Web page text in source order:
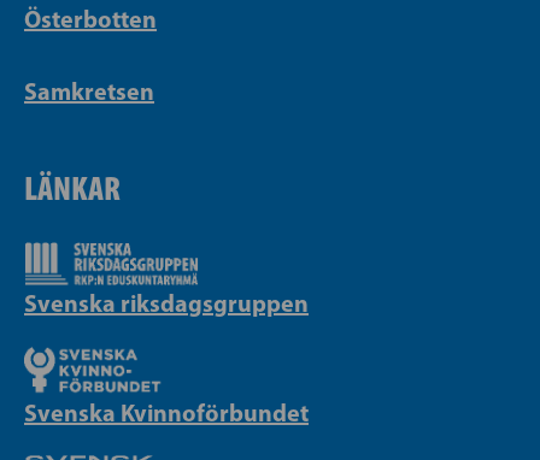
Österbotten
Samkretsen
LÄNKAR
Svenska riksdagsgruppen
Svenska Kvinnoförbundet